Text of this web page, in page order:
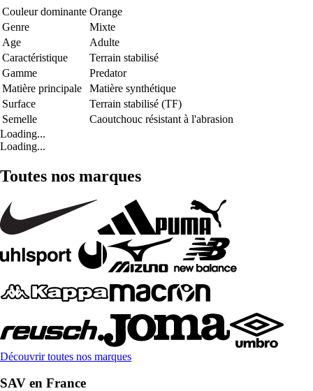
Couleur dominante Orange
Genre
Mixte
Age
Adulte
Caractéristique
Terrain stabilisé
Gamme
Predator
Matière principale
Matière synthétique
Surface
Terrain stabilisé (TF)
Semelle
Caoutchouc résistant à l'abrasion
Loading...
Loading...
Toutes nos marques
Découvrir toutes nos marques
SAV en France